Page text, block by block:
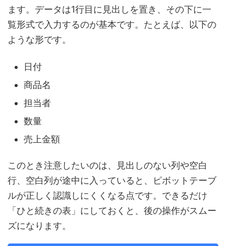
ます。データは1行目に見出しを置き、その下に一
覧形式で入力するのが基本です。たとえば、以下の
ような形です。
日付
商品名
担当者
数量
売上金額
このとき注意したいのは、見出しのない列や空白
行、空白列が途中に入っていると、ピボットテーブ
ルが正しく認識しにくくなる点です。できるだけ
「ひと続きの表」にしておくと、後の操作がスムー
ズになります。